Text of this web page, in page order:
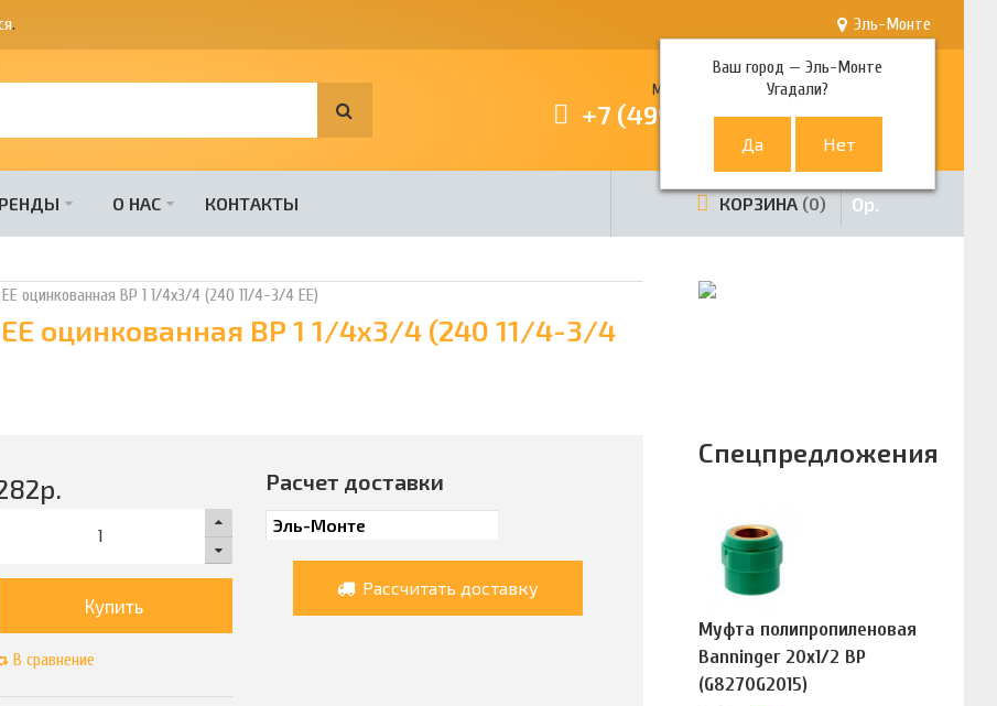
. Эль-Монте
Ваш город —Эль-Монте
Угадали?
Многоканальный телефон
+7 (499) 380-80-80
О НАС КОНТАКТЫ КОРЗИНА 0 0р.
оцинкованная ВР 1 1/4х3/4 (240 11/4-3/4 EE)
оцинкованная ВР 1 1/4х3/4 (240 11/4-3/4
р.
Купить
В сравнение
Расчет доставки
Рассчитать доставку
Спецпредложения
Муфта полипропиленовая
Banninger 20х1/2 ВР
(G8270G2015)